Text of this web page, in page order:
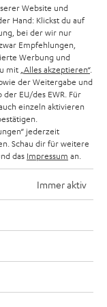
Das auf unseren
Website und
Hand: Klickst du auf
bei der wir nur
Empfehlungen,
Werbung und
mit „Alles akzeptieren“.
der Weitergabe und
EU/des EWR. Für
einzeln aktivieren
jederzeit
Schau dir für weitere
das Impressum an.
Immer aktiv